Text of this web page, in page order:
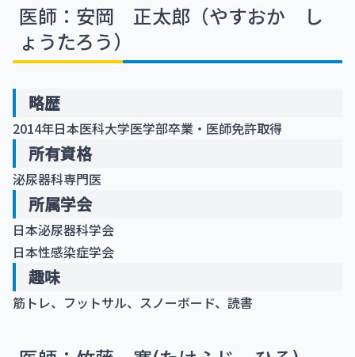
医師：安岡 正太郎（やすおか し
ょうたろう）
略歴
2014年日本医科大学医学部卒業・医師免許取得
所有資格
泌尿器科専門医
所属学会
日本泌尿器科学会
日本性感染症学会
趣味
筋トレ、フットサル、スノーボード、読書